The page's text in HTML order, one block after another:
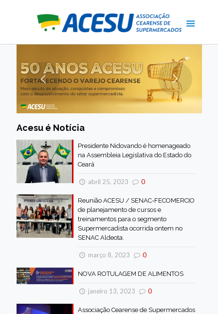
Acesu é Notícia
Presidente Nidovando é homenageado
na Assembleia Legislativa do Estado do
Ceará
abril 25, 2023 0
Reunião ACESU / SENAC-FECOMERCIO
de planejamento de cursos e
treinamentos para o segmento
Supermercadista ocorrida ontem no
SENAC Aldeota.
março 8, 2023 0
NOVA ROTULAGEM DE ALIMENTOS
janeiro 13, 2023 0
Associação Cearense de Supermercados